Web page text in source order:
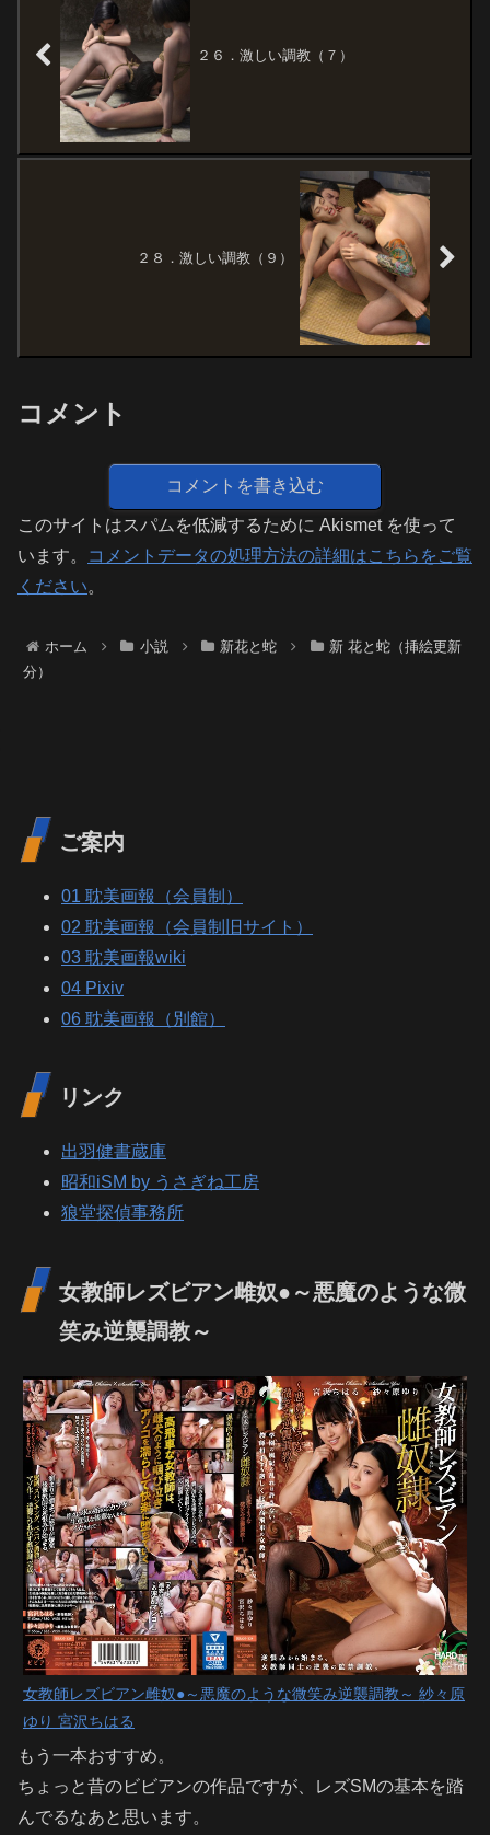
２６．激しい調教（７）
２８．激しい調教（９）
コメント
コメントを書き込む
このサイトはスパムを低減するために Akismet を使って
います。
コメントデータの処理方法の詳細はこちらをご覧
ください。
ホーム 小説 新花と蛇
新 花と蛇（挿絵更新
分）
ご案内
01 耽美画報（会員制）
02 耽美画報（会員制旧サイト）
03 耽美画報wiki
04 Pixiv
06 耽美画報（別館）
リンク
出羽健書蔵庫
昭和iSM by うさぎね工房
狼堂探偵事務所
女教師レズビアン雌奴●～悪魔のような微
笑み逆襲調教～
女教師レズビアン雌奴●～悪魔のような微笑み逆襲調教～ 紗々原
ゆり 宮沢ちはる
もう一本おすすめ。
ちょっと昔のビビアンの作品ですが、レズSMの基本を踏
んでるなあと思います。